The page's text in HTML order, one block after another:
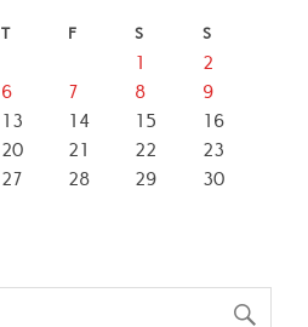
T F S S
1
2
6 7 8
9
13 14 15
16
20 21 22
23
27 28 29
30